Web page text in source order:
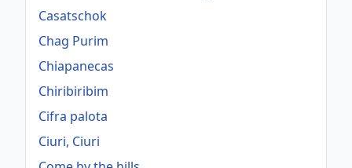
Casatschok
Chag Purim
Chiapanecas
Chiribiribim
Cifra palota
Ciuri, Ciuri